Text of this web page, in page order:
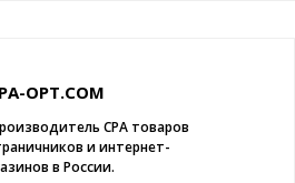
OPT.COM
CPA товаров
и интернет-
в России.